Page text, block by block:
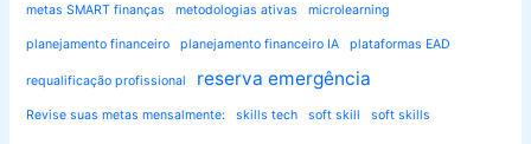
metas SMART finanças metodologias ativas microlearning
planejamento financeiro planejamento financeiro IA plataformas EAD
requalificação profissional reserva emergência
Revise suas metas mensalmente: skills tech soft skill soft skills